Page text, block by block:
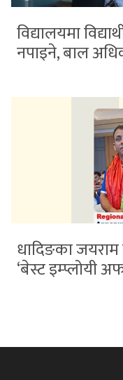
विद्यालयमा
नपाइने, बाल
धादिङका
‘बेस्ट इम्प्लोयी